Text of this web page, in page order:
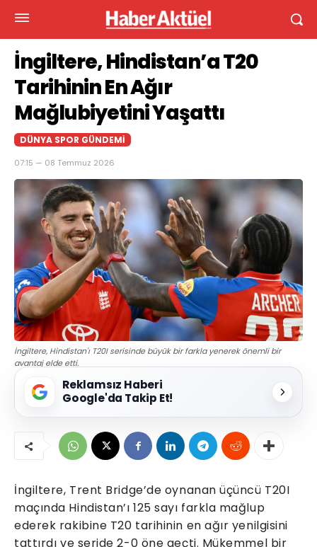
İngiltere, Hindistan’a T20
Tarihinin En Ağır
Mağlubiyetini Yaşattı
DÜNYA SPOR GÜNDEMI
07:15 — 08 Temmuz 2026
İngiltere, Hindistan'ı T20I serisinde büyük bir farkla yenerek önemli bir
avantaj elde etti.
Reklamsız Haberi
Google'da Takip Et!
İngiltere, Trent Bridge’de oynanan üçüncü T20I
maçında Hindistan’ı 125 sayı farkla mağlup
ederek rakibine T20 tarihinin en ağır yenilgisini
tattırdı ve seride 2-0 öne geçti. Mükemmel bir